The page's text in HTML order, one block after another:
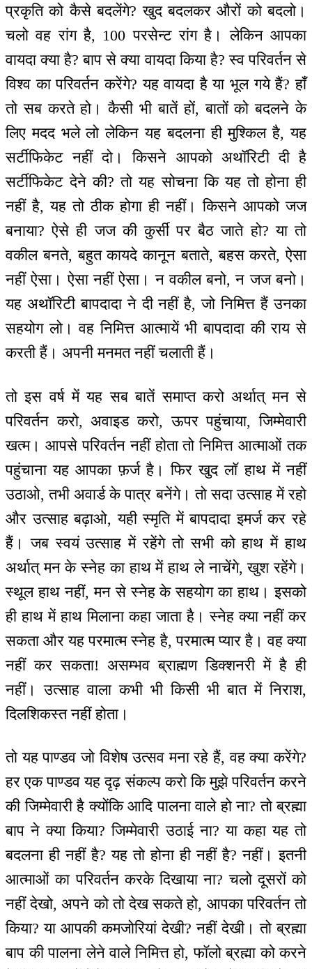
प्रकृति को कैसे बदलेंगे? खुद बदलकर औरों को बदलो।
चलो वह रांग है, 100 परसेन्ट रांग है। लेकिन आपका
वायदा क्या है? बाप से क्या वायदा किया है? स्व परिवर्तन से
विश्व का परिवर्तन करेंगे? यह वायदा है या भूल गये हैं? हाँ
तो सब करते हो। कैसी भी बातें हों, बातों को बदलने के
लिए मदद भले लो लेकिन यह बदलना ही मुश्किल है, यह
सर्टीफिकेट नहीं दो। किसने आपको अथॉरिटी दी है
सर्टीफिकेट देने की? तो यह सोचना कि यह तो होना ही
नहीं है, यह तो ठीक होगा ही नहीं। किसने आपको जज
बनाया? ऐसे ही जज की कुर्सी पर बैठ जाते हो? या तो
वकील बनते, बहुत कायदे कानून बताते, बहस करते, ऐसा
नहीं ऐसा। ऐसा नहीं ऐसा। न वकील बनो, न जज बनो।
यह अथॉरिटी बापदादा ने दी नहीं है, जो निमित्त हैं उनका
सहयोग लो। वह निमित्त आत्मायें भी बापदादा की राय से
करती हैं। अपनी मनमत नहीं चलाती हैं।
तो इस वर्ष में यह सब बातें समाप्त करो अर्थात् मन से
परिवर्तन करो, अवाइड करो, ऊपर पहुंचाया, जिम्मेवारी
खत्म। आपसे परिवर्तन नहीं होता तो निमित्त आत्माओं तक
पहुंचाना यह आपका फ़र्ज है। फिर खुद लॉ हाथ में नहीं
उठाओ, तभी अवार्ड के पात्र बनेंगे। तो सदा उत्साह में रहो
और उत्साह बढ़ाओ, यही स्मृति में बापदादा इमर्ज कर रहे
हैं। जब स्वयं उत्साह में रहेंगे तो सभी को हाथ में हाथ
अर्थात् मन के स्नेह का हाथ में हाथ ले नाचेंगे, खुश रहेंगे।
स्थूल हाथ नहीं, मन से स्नेह के सहयोग का हाथ। इसको
ही हाथ में हाथ मिलाना कहा जाता है। स्नेह क्या नहीं कर
सकता और यह परमात्म स्नेह है, परमात्म प्यार है। वह क्या
नहीं कर सकता! असम्भव ब्राह्मण डिक्शनरी में है ही
नहीं। उत्साह वाला कभी भी किसी भी बात में निराश,
दिलशिकस्त नहीं होता।
तो यह पाण्डव जो विशेष उत्सव मना रहे हैं, वह क्या करेंगे?
हर एक पाण्डव यह दृढ़ संकल्प करो कि मुझे परिवर्तन करने
की जिम्मेवारी है क्योंकि आदि पालना वाले हो ना? तो ब्रह्मा
बाप ने क्या किया? जिम्मेवारी उठाई ना? या कहा यह तो
बदलना ही नहीं है? यह तो होना ही नहीं है? नहीं। इतनी
आत्माओं का परिवर्तन करके दिखाया ना? चलो दूसरों को
नहीं देखो, अपने को तो देख सकते हो, आपका परिवर्तन तो
किया? या आपकी कमजोरियां देखी? नहीं देखी। तो ब्रह्मा
बाप की पालना लेने वाले निमित्त हो, फॉलो ब्रह्मा को करने